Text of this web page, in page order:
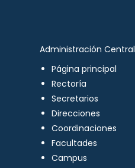
Administración Central
Página principal
Rectoría
Secretarios
Direcciones
Coordinaciones
Facultades
Campus